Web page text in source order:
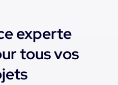
experte
tous vos